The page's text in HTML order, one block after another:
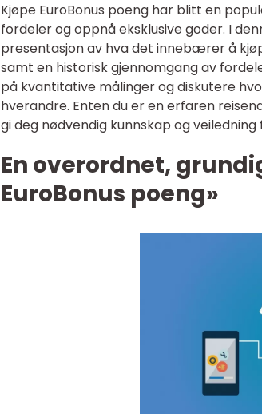
Kjøpe EuroBonus poeng har blitt en
fordeler og oppnå eksklusive goder. I
presentasjon av hva det innebærer å
samt en historisk gjennomgang av
på kvantitative målinger og diskutere
hverandre. Enten du er en erfaren
gi deg nødvendig kunnskap og
En overordnet,
EuroBonus poeng»